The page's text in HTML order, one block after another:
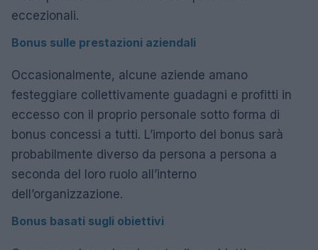
eccezionali.
Bonus sulle prestazioni aziendali
Occasionalmente, alcune aziende amano
festeggiare collettivamente guadagni e profitti in
eccesso con il proprio personale sotto forma di
bonus concessi a tutti. L’importo del bonus sarà
probabilmente diverso da persona a persona a
seconda del loro ruolo all’interno
dell’organizzazione.
Bonus basati sugli obiettivi